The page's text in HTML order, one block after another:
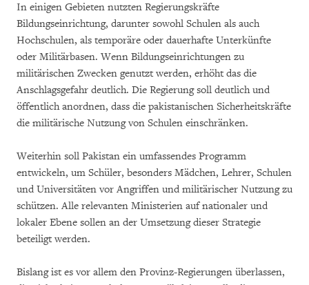
In einigen Gebieten nutzten Regierungskräfte
Bildungseinrichtung, darunter sowohl Schulen als auch
Hochschulen, als temporäre oder dauerhafte Unterkünfte
oder Militärbasen. Wenn Bildungseinrichtungen zu
militärischen Zwecken genutzt werden, erhöht das die
Anschlagsgefahr deutlich. Die Regierung soll deutlich und
öffentlich anordnen, dass die pakistanischen Sicherheitskräfte
die militärische Nutzung von Schulen einschränken.
Weiterhin soll Pakistan ein umfassendes Programm
entwickeln, um Schüler, besonders Mädchen, Lehrer, Schulen
und Universitäten vor Angriffen und militärischer Nutzung zu
schützen. Alle relevanten Ministerien auf nationaler und
lokaler Ebene sollen an der Umsetzung dieser Strategie
beteiligt werden.
Bislang ist es vor allem den Provinz-Regierungen überlassen,